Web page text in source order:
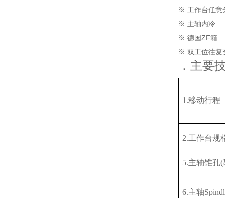
※ 工作台任意
※ 主轴内冷
※ 德国ZF箱
※ 双工位往复
．主要
1.移动行程
2.工作台规
5.主轴锥孔
6.主轴